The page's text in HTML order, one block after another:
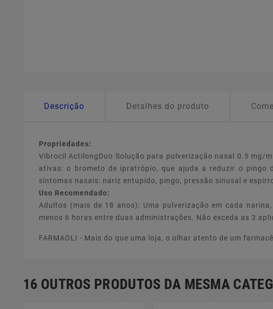
Descrição Detalhes do produto
Propriedades:
Vibrocil ActilongDuo Solução para pulverização nasal 0.5 mg/
ativas: o brometo de ipratrópio, que ajuda a reduzir o pingo
sintomas nasais: nariz entupido, pingo, pressão sinusal e
Uso Recomendado:
Adultos (mais de 18 anos): Uma pulverização em cada
menos 6 horas entre duas administrações. Não exceda as 3
FARMAOLI - Mais do que uma loja, o olhar atento de um
16 OUTROS PRODUTOS DA MESMA